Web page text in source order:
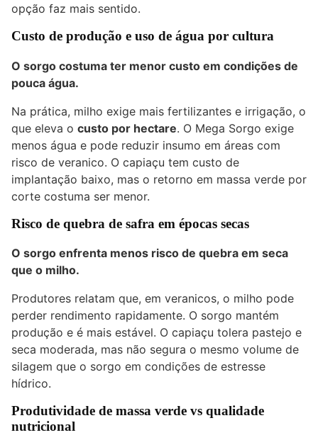
opção faz mais sentido.
Custo de produção e uso de água por cultura
O sorgo costuma ter menor custo em condições de
pouca água.
Na prática, milho exige mais fertilizantes e irrigação, o
que eleva o custo por hectare. O Mega Sorgo exige
menos água e pode reduzir insumo em áreas com
risco de veranico. O capiaçu tem custo de
implantação baixo, mas o retorno em massa verde por
corte costuma ser menor.
Risco de quebra de safra em épocas secas
O sorgo enfrenta menos risco de quebra em seca
que o milho.
Produtores relatam que, em veranicos, o milho pode
perder rendimento rapidamente. O sorgo mantém
produção e é mais estável. O capiaçu tolera pastejo e
seca moderada, mas não segura o mesmo volume de
silagem que o sorgo em condições de estresse
hídrico.
Produtividade de massa verde vs qualidade
nutricional